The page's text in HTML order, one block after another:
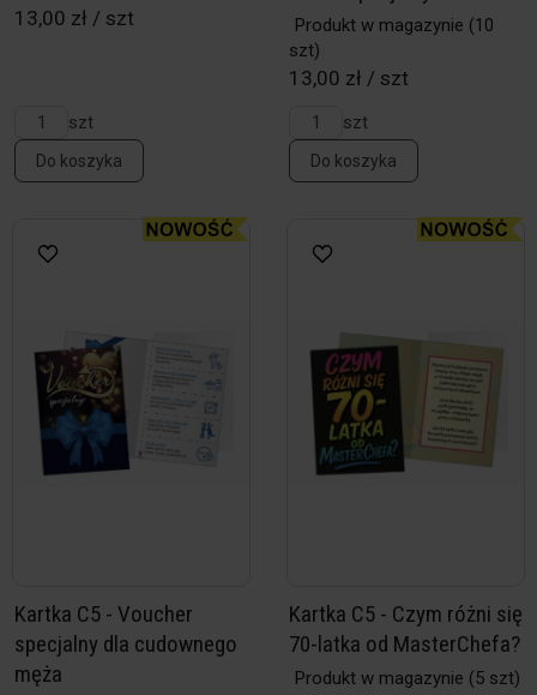
13,00 zł / szt
szt
Do koszyka
Produkt w magazynie (10
szt)
13,00 zł / szt
szt
Do koszyka
Kartka C5 - Voucher
specjalny dla cudownego
męża
Kartka C5 - Czym różni się
70-latka od MasterChefa?
Produkt w magazynie (5 szt)